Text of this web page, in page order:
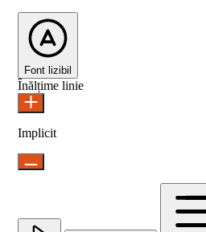
Font lizibil
Înălțime linie
Implicit